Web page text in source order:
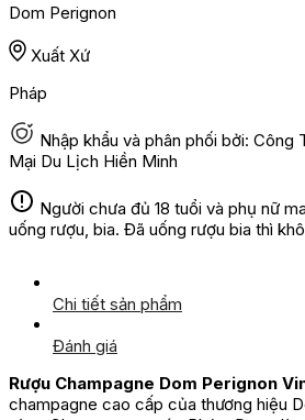
Dom Perignon
Xuất Xứ
Pháp
Nhập khẩu và phân phối bởi: Công
Mại Du Lịch Hiền Minh
Người chưa đủ 18 tuổi và phụ nữ
uống rượu, bia. Đã uống rượu bia thì
Chi tiết sản phẩm
Đánh giá
Rượu Champagne Dom Perignon
champagne cao cấp của thương hiệu